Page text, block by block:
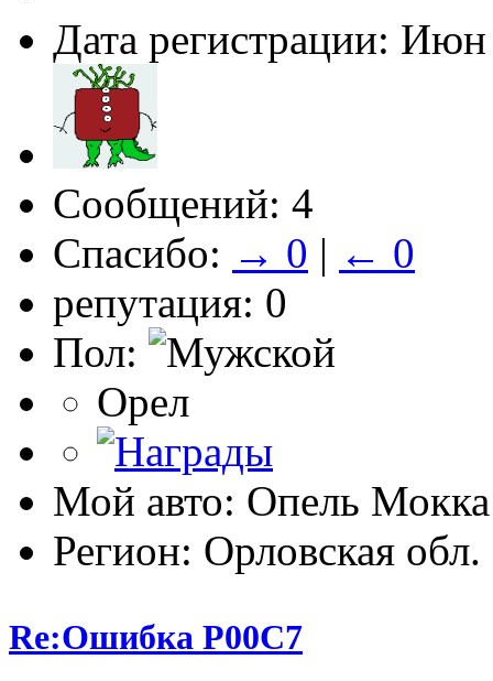
Дата регистрации:
Сообщений: 4
Спасибо: → 0 | ← 0
репутация: 0
Пол:
Орел
Мой авто: Опель Мокка
Регион: Орловская обл.
Re:Ошибка P00C7